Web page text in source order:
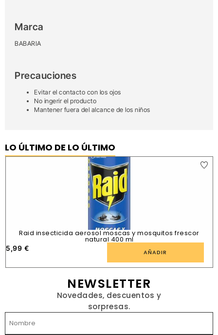
Marca
BABARIA
Precauciones
Evitar el contacto con los ojos
No ingerir el producto
Mantener fuera del alcance de los niños
LO ÚLTIMO DE LO ÚLTIMO
Raid insecticida aerosol moscas y mosquitos frescor
natural 400 ml
5,99 € AÑADIR
NEWSLETTER
Novedades, descuentos y
sorpresas.